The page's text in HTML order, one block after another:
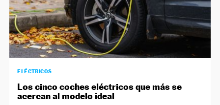
ELÉCTRICOS
Los cinco coches eléctricos que más se
acercan al modelo ideal